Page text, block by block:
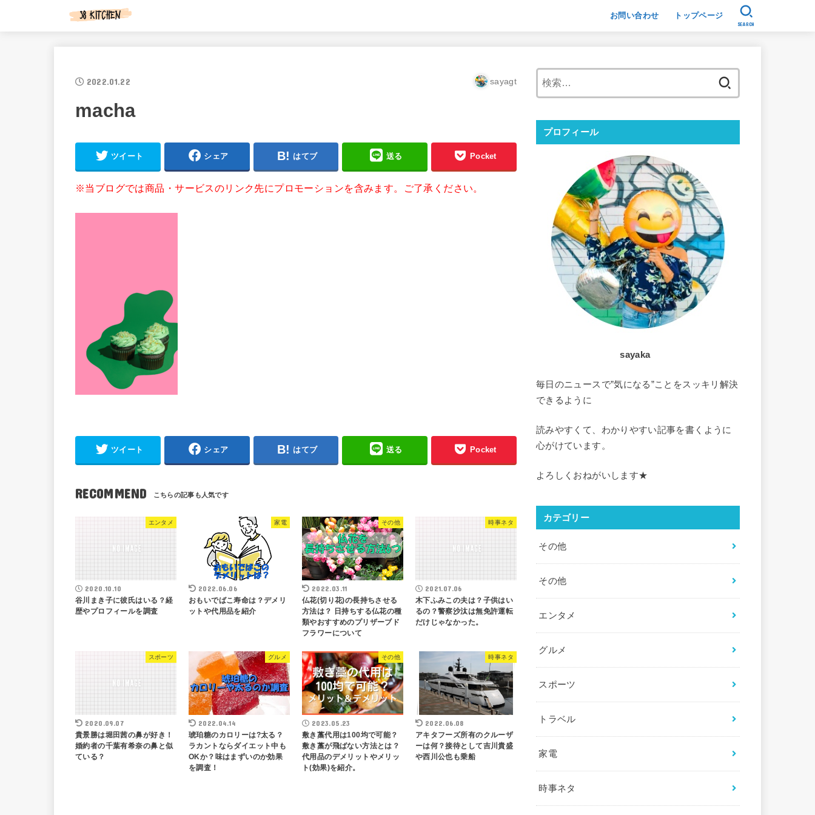
お問い合わせ トップページ
SEARCH
2022.01.22 sayagt
macha
ツイート シェア はてブ 送る Pocket
※当ブログでは商品・サービスのリンク先にプロモーションを含みます。ご了承ください。
ツイート シェア はてブ 送る Pocket
RECOMMEND
エンタメ
2020.10.10
谷川まき子に彼氏はいる？経
歴やプロフィールを調査
家電
2022.06.06
おもいでばこ寿命は？デメリ
ットや代用品を紹介
その他
2022.03.11
仏花(切り花)の長持ちさせる
方法は？ 日持ちする仏花の種
類やおすすめのプリザーブド
フラワーについて
時事ネタ
2021.07.06
木下ふみこの夫は？子供はい
るの？警察沙汰は無免許運転
だけじゃなかった。
スポーツ
2020.09.07
貴景勝は堀田茜の鼻が好き！
婚約者の千葉有希奈の鼻と似
ている？
グルメ
2022.04.14
琥珀糖のカロリーは?太る？
ラカントならダイエット中も
OKか？味はまずいのか効果
を調査！
その他
2023.05.23
敷き藁代用は100均で可能？
敷き藁が飛ばない方法とは？
代用品のデメリットやメリッ
ト(効果)を紹介。
時事ネタ
2022.06.08
アキタフーズ所有のクルーザ
ーは何？接待として吉川貴盛
や西川公也も乗船
プロフィール
sayaka
毎日のニュースで”気になる”ことをスッキリ解決
できるように
読みやすくて、わかりやすい記事を書くように
心がけています。
よろしくおねがいします★
カテゴリー
その他
その他
エンタメ
グルメ
スポーツ
トラベル
家電
時事ネタ